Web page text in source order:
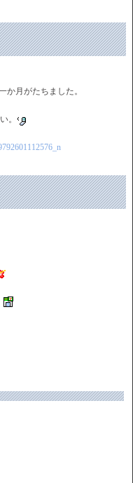
月がたちました。
。